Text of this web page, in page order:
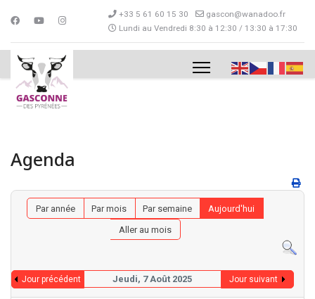
+33 5 61 60 15 30
gascon@wanadoo.fr
Lundi au Vendredi 8:30 à 12:30 / 13:30 à 17:30
Agenda
Par année Par mois Par semaine
Aujourd'hui
Aller au mois
Jour précédent Jeudi, 7 Août 2025 Jour suivant